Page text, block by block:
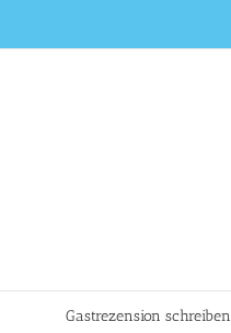
Gastrezension schreiben